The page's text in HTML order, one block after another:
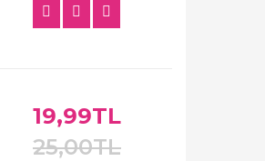
19,99TL
25,00TL